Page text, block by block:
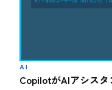
AI
CopilotがAIアシス